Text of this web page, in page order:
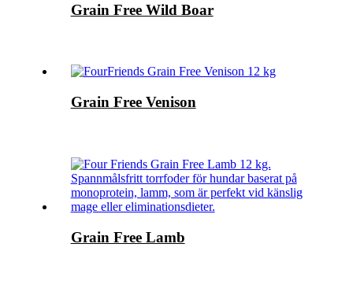
Grain Free Wild Boar
Grain Free Venison
Grain Free Lamb